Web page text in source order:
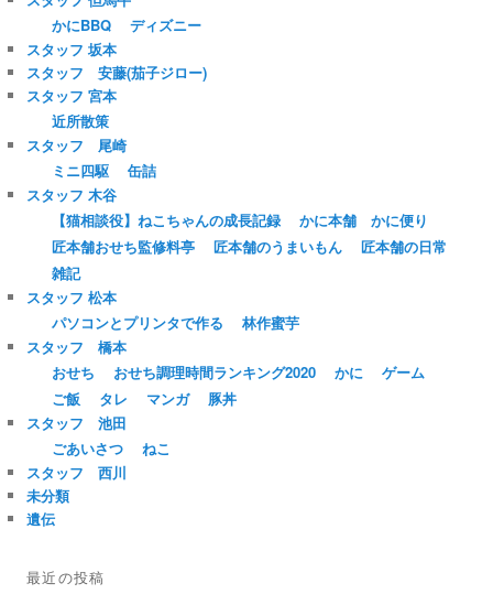
かにBBQ
ディズニー
スタッフ 坂本
スタッフ 安藤(茄子ジロー)
スタッフ 宮本
近所散策
スタッフ 尾崎
ミニ四駆
缶詰
スタッフ 木谷
【猫相談役】ねこちゃんの成長記録
かに本舗 かに便り
匠本舗おせち監修料亭
匠本舗のうまいもん
匠本舗の日常
雑記
スタッフ 松本
パソコンとプリンタで作る
林作蜜芋
スタッフ 橋本
おせち
おせち調理時間ランキング2020 かに
ゲーム
ご飯
タレ マンガ
豚丼
スタッフ 池田
ごあいさつ
ねこ
スタッフ 西川
未分類
遺伝
最近の投稿